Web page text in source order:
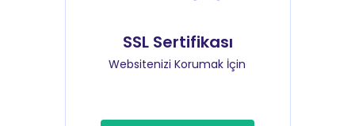
SSL Sertifikası
Websitenizi Korumak İçin